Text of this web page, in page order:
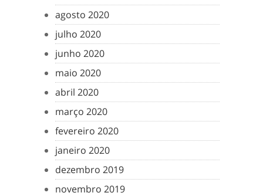
agosto 2020
julho 2020
junho 2020
maio 2020
abril 2020
março 2020
fevereiro 2020
janeiro 2020
dezembro 2019
novembro 2019